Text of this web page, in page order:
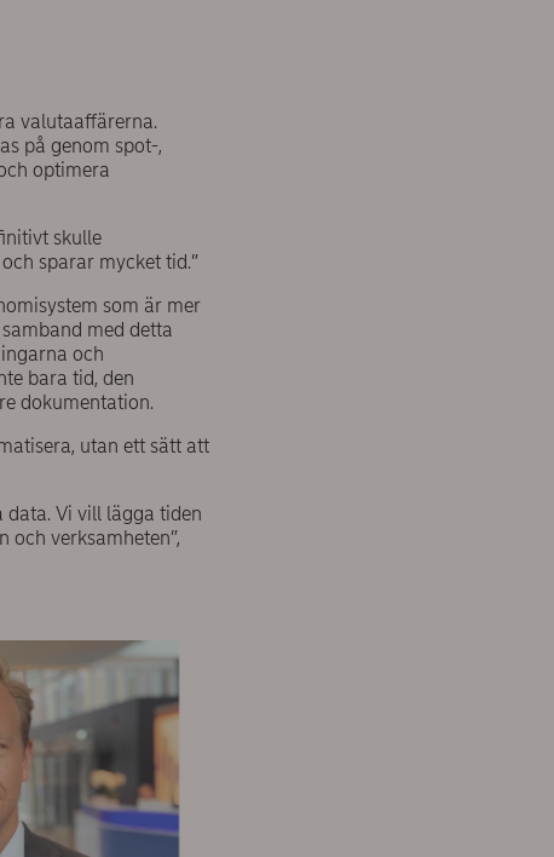
valutaaffärerna.
på genom spot-,
optimera
skulle
sparar mycket tid.”
som är mer
med detta
och
bara tid, den
dokumentation.
utan ett sätt att
data. Vi vill lägga tiden
verksamheten”,